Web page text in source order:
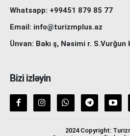
Whatsapp: +99451 879 85 77
Email: info@turizmplus.az
Ünvan: Bakı ş, Nəsimi r. S.Vurğun
Bizi izləyin
2024 Copyright: